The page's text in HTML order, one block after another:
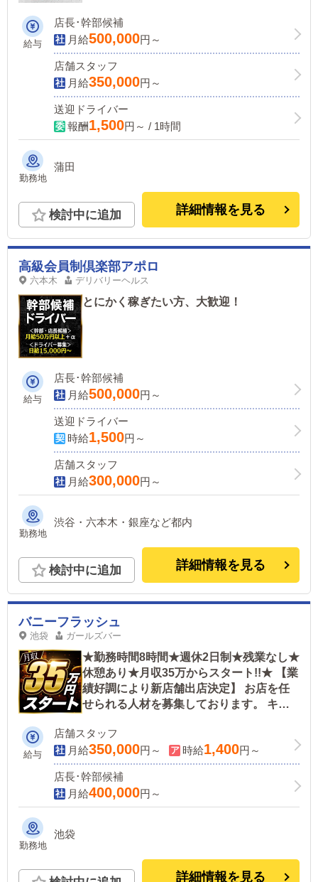
給与
店長･幹部候補
月給500,000円～
店舗スタッフ
月給350,000円～
送迎ドライバー
報酬1,500円～ / 1時間
勤務地
蒲田
検討中に追加 詳細情報を見る
高級会員制倶楽部アポロ
六本木 デリバリーヘルス
とにかく稼ぎたい方、大歓迎！
給与
店長･幹部候補
月給500,000円～
送迎ドライバー
時給1,500円～
店舗スタッフ
月給300,000円～
勤務地
渋谷・六本木・銀座など都内
検討中に追加 詳細情報を見る
バニーフラッシュ
池袋 ガールズバー
★勤務時間8時間★週休2日制★残業なし★
休憩あり★月収35万からスタート!!★ 【業
績好調により新店舗出店決定】 お店を任
せられる人材を募集しております。 キャ
給与
店舗スタッフ
月給350,000円～ 時給1,400円～
店長･幹部候補
月給400,000円～
勤務地
池袋
詳細情報を見る